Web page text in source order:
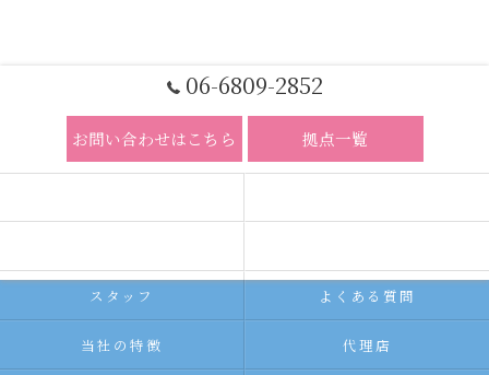
06-6809-2852
お問い合わせはこちら 拠点一覧
スタッフ よくある質問
当社の特徴 代理店